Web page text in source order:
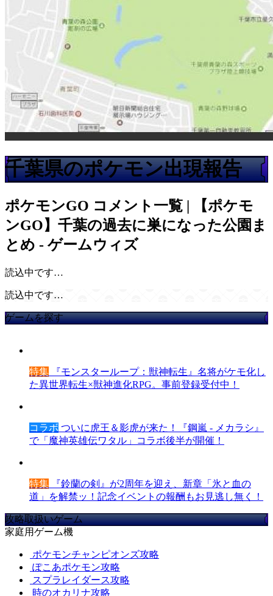
千葉県のポケモン出現報告
ポケモンGO コメント一覧 | 【ポケモ
ンGO】千葉の過去に巣になった公園ま
とめ - ゲームウィズ
読込中です…
読込中です…
ゲームを探す
特集 『モンスターループ：獣神転生』名将がケモ化し
た異世界転生×獣神進化RPG。事前登録受付中！
コラボ ついに虎王＆影虎が来た！『鋼嵐 - メカラシ』
で「魔神英雄伝ワタル」コラボ後半が開催！
特集 『鈴蘭の剣』が2周年を迎え、新章「氷と血の
道」を解禁ッ！記念イベントの報酬もお見逃し無く！
攻略取扱いゲーム
家庭用ゲーム機
ポケモンチャンピオンズ攻略
ぽこあポケモン攻略
スプラレイダース攻略
時のオカリナ攻略